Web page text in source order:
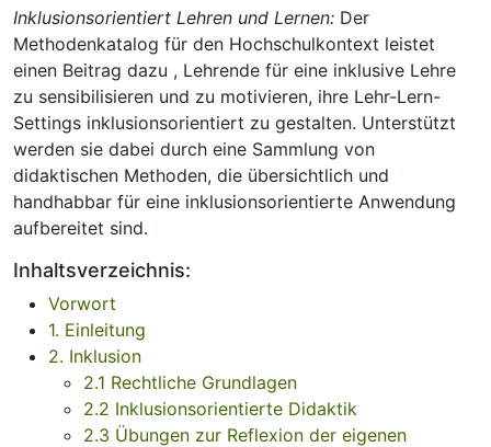
Inklusionsorientiert Lehren und Lernen: Der
Methodenkatalog für den Hochschulkontext leistet
einen Beitrag dazu , Lehrende für eine inklusive Lehre
zu sensibilisieren und zu motivieren, ihre Lehr-Lern-
Settings inklusionsorientiert zu gestalten. Unterstützt
werden sie dabei durch eine Sammlung von
didaktischen Methoden, die übersichtlich und
handhabbar für eine inklusionsorientierte Anwendung
aufbereitet sind.
Inhaltsverzeichnis:
Vorwort
1. Einleitung
2. Inklusion
2.1 Rechtliche Grundlagen
2.2 Inklusionsorientierte Didaktik
2.3 Übungen zur Reflexion der eigenen